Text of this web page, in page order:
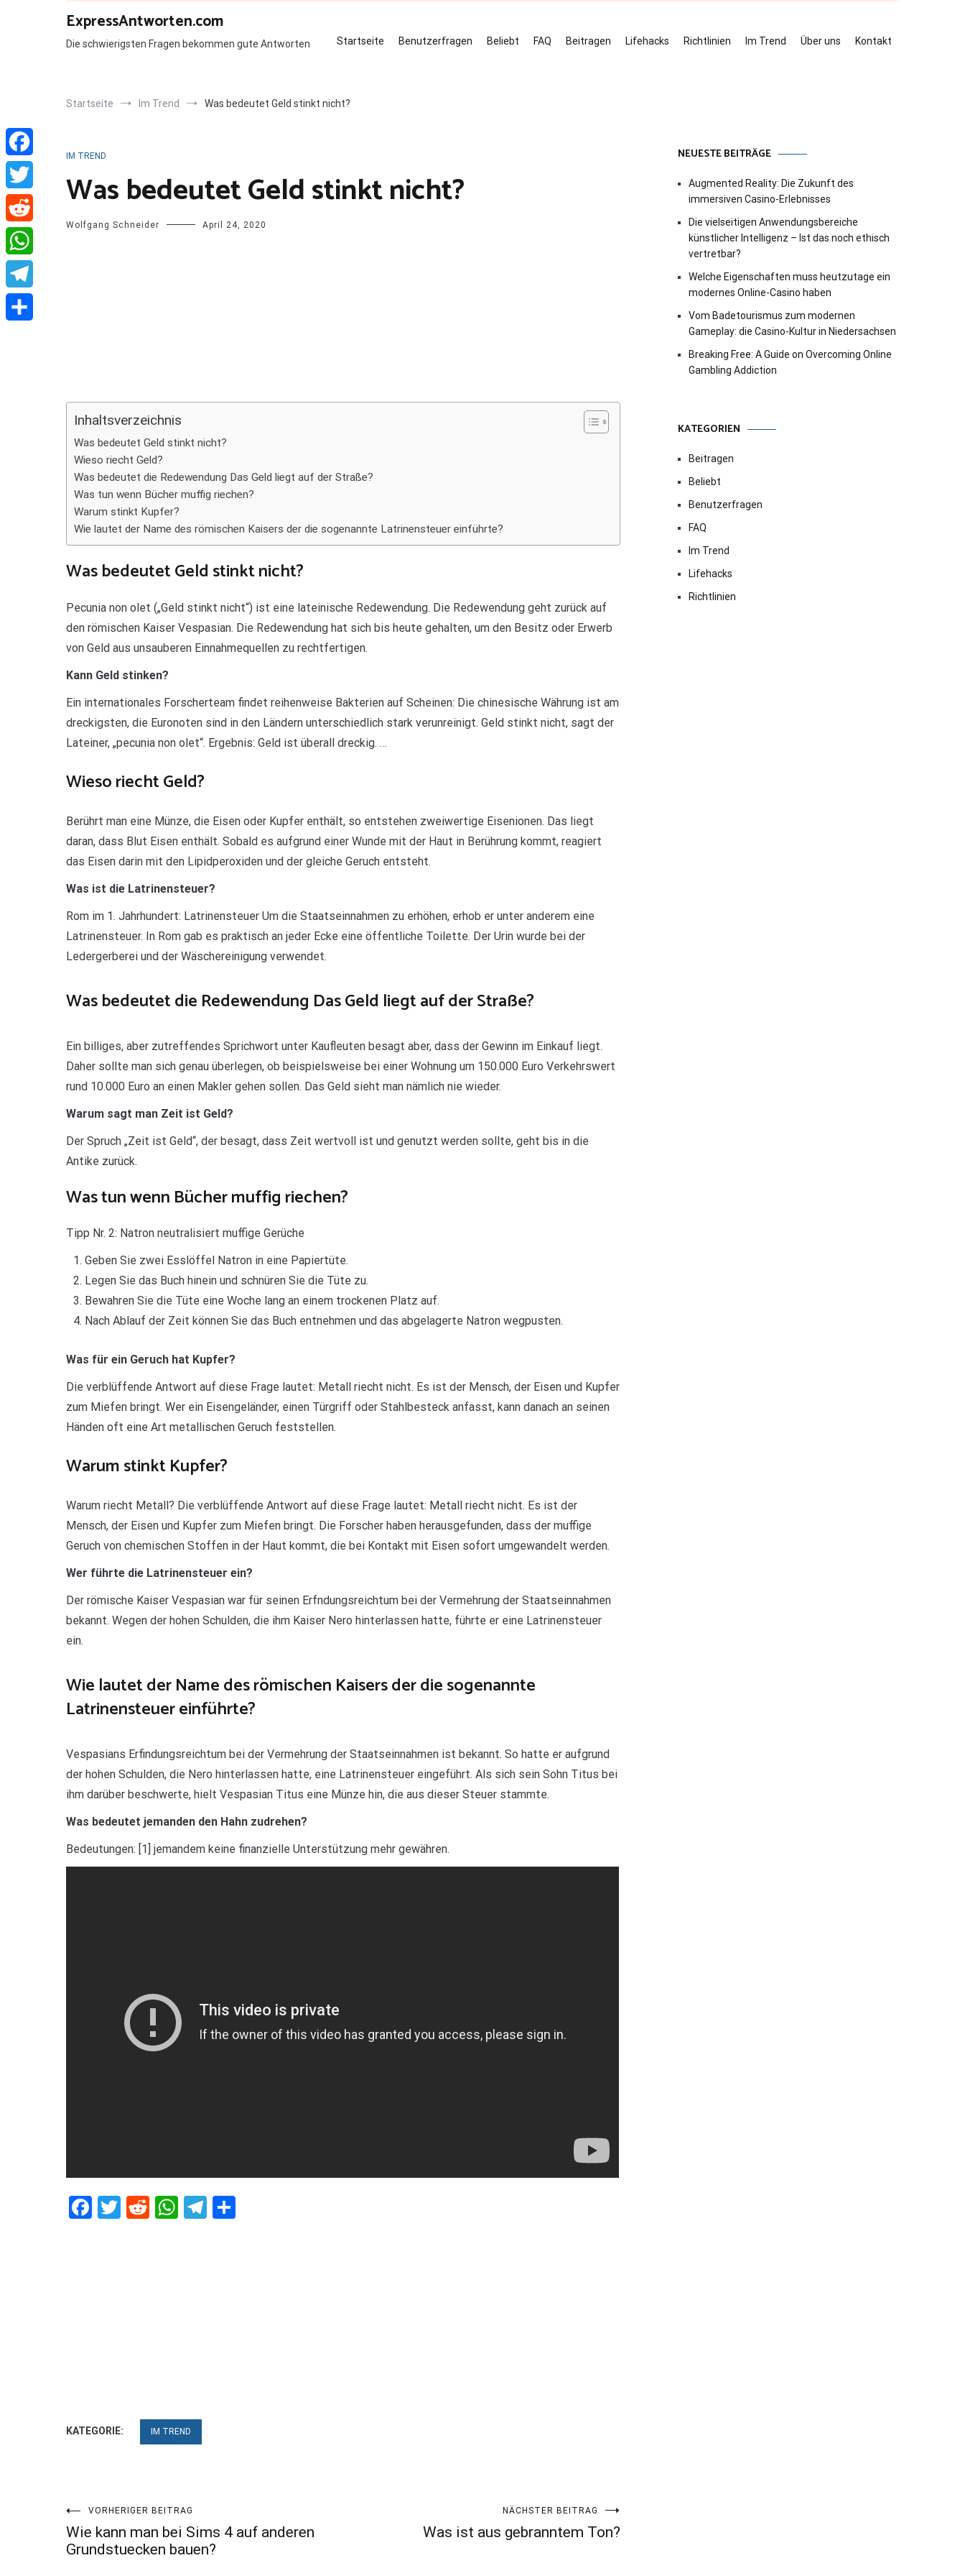
ExpressAntworten.com
Die schwierigsten Fragen bekommen gute Antworten Startseite Benutzerfragen Beliebt FAQ Beitragen Lifehacks Richtlinien Im Trend Über uns Kontakt
Startseite Im Trend Was bedeutet Geld stinkt nicht?
IM TREND
Was bedeutet Geld stinkt nicht?
Wolfgang Schneider April 24, 2020
Inhaltsverzeichnis
Was bedeutet Geld stinkt nicht?
Wieso riecht Geld?
Was bedeutet die Redewendung Das Geld liegt auf der Straße?
Was tun wenn Bücher muffig riechen?
Warum stinkt Kupfer?
Wie lautet der Name des römischen Kaisers der die sogenannte Latrinensteuer einführte?
Was bedeutet Geld stinkt nicht?
Pecunia non olet („Geld stinkt nicht“) ist eine lateinische Redewendung. Die Redewendung geht zurück auf
den römischen Kaiser Vespasian. Die Redewendung hat sich bis heute gehalten, um den Besitz oder Erwerb
von Geld aus unsauberen Einnahmequellen zu rechtfertigen.
Kann Geld stinken?
Ein internationales Forscherteam findet reihenweise Bakterien auf Scheinen: Die chinesische Währung ist am
dreckigsten, die Euronoten sind in den Ländern unterschiedlich stark verunreinigt. Geld stinkt nicht, sagt der
Lateiner, „pecunia non olet“. Ergebnis: Geld ist überall dreckig. …
Wieso riecht Geld?
Berührt man eine Münze, die Eisen oder Kupfer enthält, so entstehen zweiwertige Eisenionen. Das liegt
daran, dass Blut Eisen enthält. Sobald es aufgrund einer Wunde mit der Haut in Berührung kommt, reagiert
das Eisen darin mit den Lipidperoxiden und der gleiche Geruch entsteht.
Was ist die Latrinensteuer?
Rom im 1. Jahrhundert: Latrinensteuer Um die Staatseinnahmen zu erhöhen, erhob er unter anderem eine
Latrinensteuer. In Rom gab es praktisch an jeder Ecke eine öffentliche Toilette. Der Urin wurde bei der
Ledergerberei und der Wäschereinigung verwendet.
Was bedeutet die Redewendung Das Geld liegt auf der Straße?
Ein billiges, aber zutreffendes Sprichwort unter Kaufleuten besagt aber, dass der Gewinn im Einkauf liegt.
Daher sollte man sich genau überlegen, ob beispielsweise bei einer Wohnung um 150.000 Euro Verkehrswert
rund 10.000 Euro an einen Makler gehen sollen. Das Geld sieht man nämlich nie wieder.
Warum sagt man Zeit ist Geld?
Der Spruch „Zeit ist Geld“, der besagt, dass Zeit wertvoll ist und genutzt werden sollte, geht bis in die
Antike zurück.
Was tun wenn Bücher muffig riechen?
Tipp Nr. 2: Natron neutralisiert muffige Gerüche
Geben Sie zwei Esslöffel Natron in eine Papiertüte.
Legen Sie das Buch hinein und schnüren Sie die Tüte zu.
Bewahren Sie die Tüte eine Woche lang an einem trockenen Platz auf.
Nach Ablauf der Zeit können Sie das Buch entnehmen und das abgelagerte Natron wegpusten.
Was für ein Geruch hat Kupfer?
Die verblüffende Antwort auf diese Frage lautet: Metall riecht nicht. Es ist der Mensch, der Eisen und Kupfer
zum Miefen bringt. Wer ein Eisengeländer, einen Türgriff oder Stahlbesteck anfasst, kann danach an seinen
Händen oft eine Art metallischen Geruch feststellen.
Warum stinkt Kupfer?
Warum riecht Metall? Die verblüffende Antwort auf diese Frage lautet: Metall riecht nicht. Es ist der
Mensch, der Eisen und Kupfer zum Miefen bringt. Die Forscher haben herausgefunden, dass der muffige
Geruch von chemischen Stoffen in der Haut kommt, die bei Kontakt mit Eisen sofort umgewandelt werden.
Wer führte die Latrinensteuer ein?
Der römische Kaiser Vespasian war für seinen Erfndungsreichtum bei der Vermehrung der Staatseinnahmen
bekannt. Wegen der hohen Schulden, die ihm Kaiser Nero hinterlassen hatte, führte er eine Latrinensteuer
ein.
Wie lautet der Name des römischen Kaisers der die sogenannte
Latrinensteuer einführte?
Vespasians Erfindungsreichtum bei der Vermehrung der Staatseinnahmen ist bekannt. So hatte er aufgrund
der hohen Schulden, die Nero hinterlassen hatte, eine Latrinensteuer eingeführt. Als sich sein Sohn Titus bei
ihm darüber beschwerte, hielt Vespasian Titus eine Münze hin, die aus dieser Steuer stammte.
Was bedeutet jemanden den Hahn zudrehen?
Bedeutungen: [1] jemandem keine finanzielle Unterstützung mehr gewähren.
Facebook
Twitter
RedditWhatsApp
Telegram
KATEGORIE: IM TREND
Beitragsnavigation
VORHERIGER BEITRAG
Wie kann man bei Sims 4 auf anderen
Grundstuecken bauen?
NÄCHSTER BEITRAG
Was ist aus gebranntem Ton?
NEUESTE BEITRÄGE
Augmented Reality: Die Zukunft des
immersiven Casino-Erlebnisses
Die vielseitigen Anwendungsbereiche
künstlicher Intelligenz – Ist das noch ethisch
vertretbar?
Welche Eigenschaften muss heutzutage ein
modernes Online-Casino haben
Vom Badetourismus zum modernen
Gameplay: die Casino-Kultur in Niedersachsen
Breaking Free: A Guide on Overcoming Online
Gambling Addiction
KATEGORIEN
Beitragen
Beliebt
Benutzerfragen
FAQ
Im Trend
Lifehacks
Richtlinien
Facebook
Twitter
Reddit
WhatsApp
Telegram